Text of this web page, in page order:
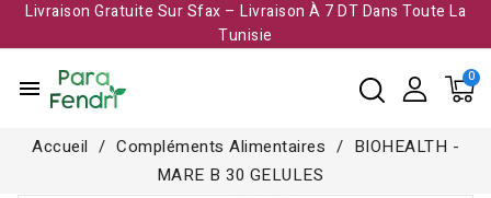
Livraison Gratuite Sur Sfax – Livraison À 7 DT Dans Toute La
Tunisie​
menu
Accueil Compléments Alimentaires
BIOHEALTH -
MARE B 30 GELULES